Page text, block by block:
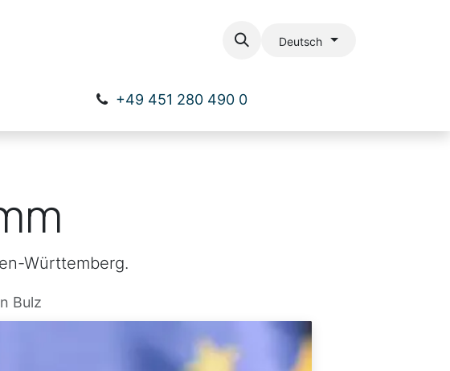
Deutsch
+49 451 280 490 0
Württemberg.
Bulz